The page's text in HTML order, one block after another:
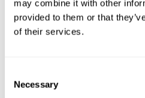
may combine it with other
provided to them or that
of their services.
Selection
Necessary
Le "Crystal Miner" de CogniFit aide
d'activation neuronale spécifique.
de manière cohérente peut aider à
"Crystal Miner" aide à exercer la
spatiale et l'estimation. La